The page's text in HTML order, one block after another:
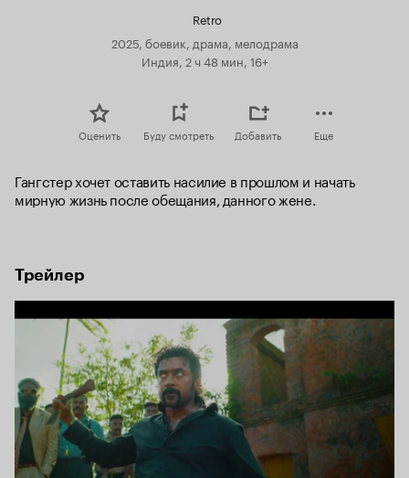
Retro
2025, боевик, драма, мелодрама
Индия, 2 ч 48 мин, 16+
Оценить Буду смотреть Добавить Еще
Гангстер хочет оставить насилие в прошлом и начать
мирную жизнь после обещания, данного жене.
Трейлер